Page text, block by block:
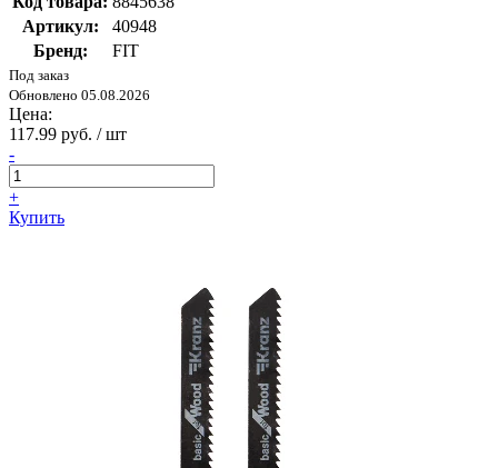
Артикул:
40948
Бренд:
FIT
Под заказ
Обновлено 05.08.2026
Цена:
117.99 руб. / шт
-
+
Купить